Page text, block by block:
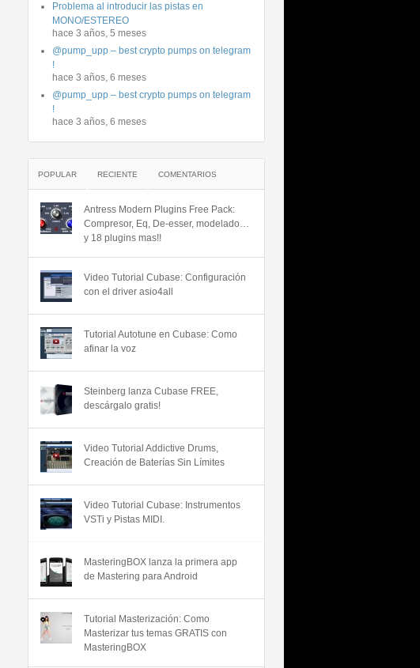
Problema al introducir las pistas en
MONO/ESTEREO
hace 3 años, 5 meses
@pump_upp – best crypto pumps on telegram
!
hace 3 años, 6 meses
@pump_upp – best crypto pumps on telegram
!
hace 3 años, 6 meses
POPULAR RECIENTE COMENTARIOS
Antress Modern Plugins Free Pack:
Compresor, Eq, De-esser, modelado…
y 18 plugins mas!!
Video Tutorial Cubase: Configuración
con el driver asio4all
Tutorial Autotune en Cubase: Como
afinar la voz
Steinberg lanza Cubase FREE,
descárgalo gratis!
Video Tutorial Addictive Drums,
Creación de Baterías Sin Límites
Video Tutorial Cubase: Instrumentos
VSTi y Pistas MIDI.
MasteringBOX lanza la primera app
de Mastering para Android
Tutorial Masterización: Como
Masterizar tus temas GRATIS con
MasteringBOX